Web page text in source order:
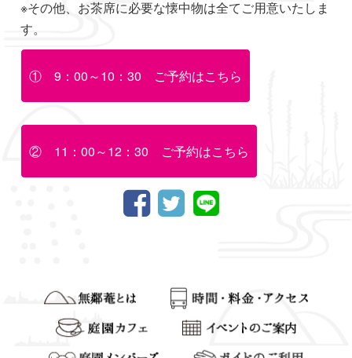
※その他、お茶席に必要な懐中物は全てご用意いたしま
す。
① 9：00～10：30 ご予約はこちら
② 11：00～12：30 ご予約はこちら